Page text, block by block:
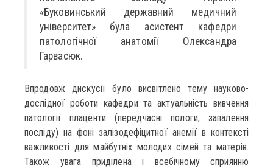
«Буковинський державний медичний
університет» була асистент кафедри
патологічної анатомії Олександра
Гарвасюк.
Впродовж дискусії було висвітлено тему науково-
дослідної роботи кафедри та актуальність вивчення
патології плаценти (передчасні пологи, запалення
посліду) на фоні залізодефіцитної анемії в контексті
важливості для майбутніх молодих сімей та матерів.
Також увага приділена і всебічному сприянню